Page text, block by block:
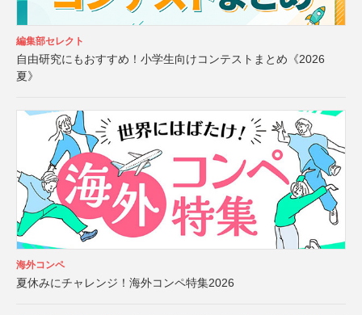
編集部セレクト
自由研究にもおすすめ！小学生向けコンテストまとめ《2026
夏》
海外コンペ
夏休みにチャレンジ！海外コンペ特集2026